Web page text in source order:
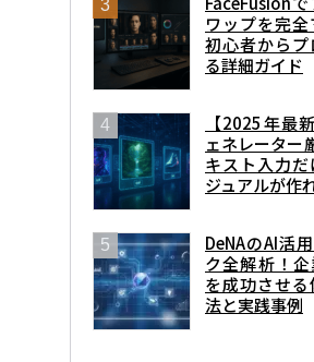
ワップを完全
初心者から
る詳細ガイド
【2025年最
ェネレーター
キスト入力
ジュアルが作
DeNAのAI活
ク全解析！
を成功させ
法と実践事例